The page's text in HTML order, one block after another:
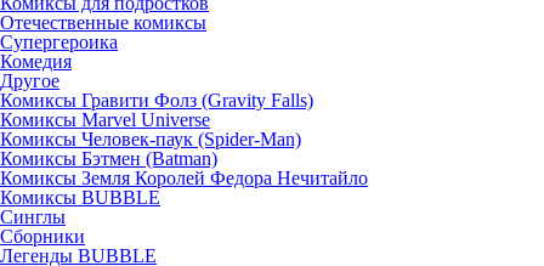
Отечественные комиксы
Супергероика
Комедия
Другое
Комиксы Гравити Фолз (Gravity Falls)
Комиксы Marvel Universe
Комиксы Человек-паук (Spider-Man)
Комиксы Бэтмен (Batman)
Комиксы Земля Королей Федора Нечитайло
Комиксы BUBBLE
Синглы
Сборники
Легенды BUBBLE